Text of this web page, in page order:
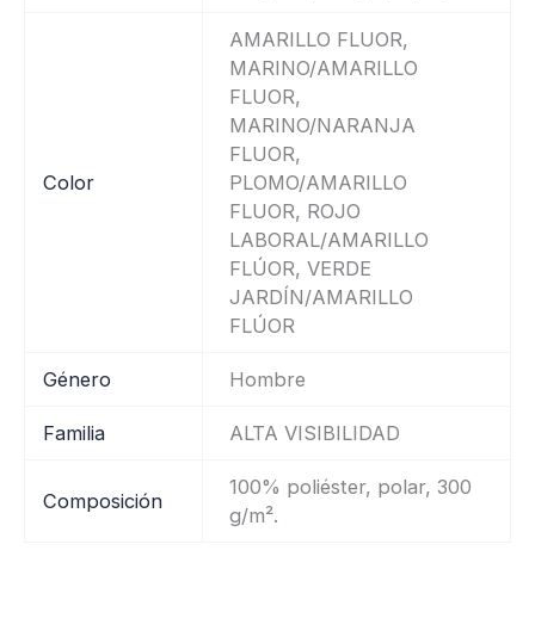
Color
AMARILLO FLUOR,
MARINO/AMARILLO
FLUOR,
MARINO/NARANJA
FLUOR,
PLOMO/AMARILLO
FLUOR, ROJO
LABORAL/AMARILLO
FLÚOR, VERDE
JARDÍN/AMARILLO
FLÚOR
Género Hombre
Familia ALTA VISIBILIDAD
Composición
100% poliéster, polar, 300
g/m².